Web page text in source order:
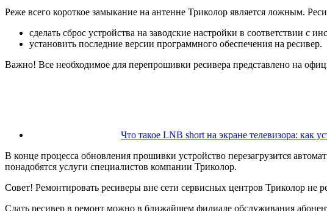
Реже всего короткое замыкание на антенне Триколор является ложным.
сделать сброс устройства на заводские настройки в соответствии с
установить последние версии программного обеспечения на ресивер.
Важно! Все необходимое для перепрошивки ресивера представлено на
Что такое LNB short на экране телевизора: как
В конце процесса обновления прошивки устройство перезагрузится
понадобятся услуги специалистов компании Триколор.
Совет! Ремонтировать ресиверы вне сети сервисных центров Триколор не
Сдать ресивер в ремонт можно в ближайшем филиале обслуживания